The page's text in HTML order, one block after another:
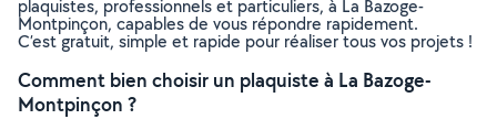
plaquistes, professionnels et particuliers, à La Bazoge-
Montpinçon, capables de vous répondre rapidement.
C’est gratuit, simple et rapide pour réaliser tous vos projets !
Comment bien choisir un plaquiste à La Bazoge-
Montpinçon ?